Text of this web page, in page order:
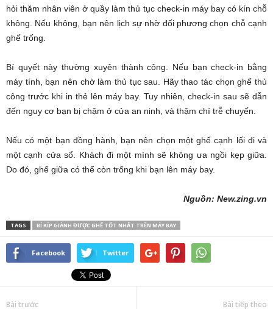
hỏi thăm nhân viên ở quầy làm thủ tục check-in máy bay có kín chỗ
không. Nếu không, bạn nên lịch sự nhờ đối phương chọn chỗ cạnh
ghế trống.
Bí quyết này thường xuyên thành công. Nếu bạn check-in bằng
máy tính, bạn nên chờ làm thủ tục sau. Hãy thao tác chọn ghế thủ
công trước khi in thẻ lên máy bay. Tuy nhiên, check-in sau sẽ dẫn
đến nguy cơ bạn bị chậm ở cửa an ninh, và thậm chí trễ chuyến.
Nếu có một bạn đồng hành, bạn nên chọn một ghế cạnh lối đi và
một cạnh cửa sổ. Khách đi một mình sẽ không ưa ngồi kẹp giữa.
Do đó, ghế giữa có thể còn trống khi bạn lên máy bay.
Nguồn: New.zing.vn
TAGS BÍ KÍP GIÀNH ĐƯỢC GHẾ TỐT NHẤT TRÊN MÁY BAY
Facebook Twitter
Bài trước Bài tiếp theo